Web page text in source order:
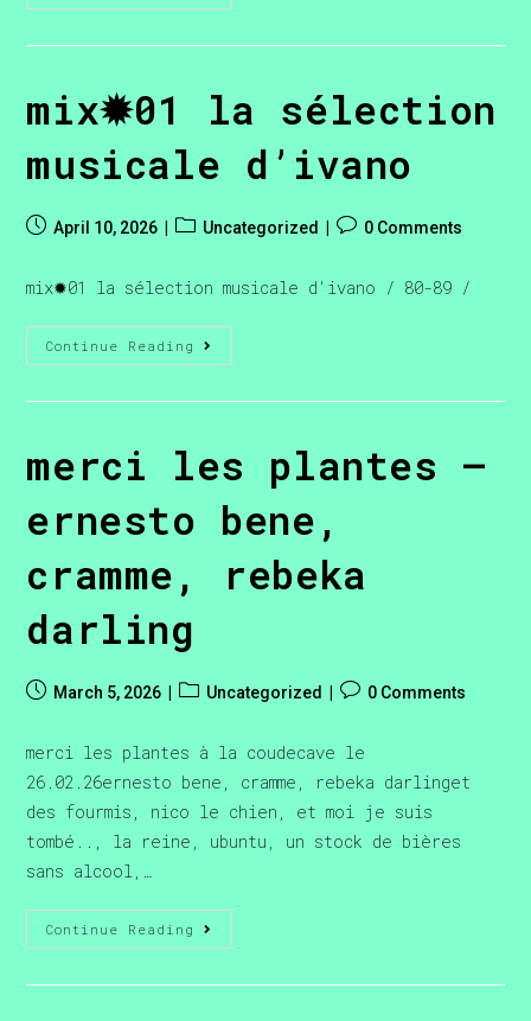
mix✹01 la sélection
musicale d’ivano
April 10, 2026 Uncategorized 0 Comments
mix✹01 la sélection musicale d'ivano / 80-89 /
Continue Reading
merci les plantes –
ernesto bene,
cramme, rebeka
darling
March 5, 2026 Uncategorized 0 Comments
merci les plantes à la coudecave le
26.02.26ernesto bene, cramme, rebeka darlinget
des fourmis, nico le chien, et moi je suis
tombé.., la reine, ubuntu, un stock de bières
sans alcool,…
Continue Reading